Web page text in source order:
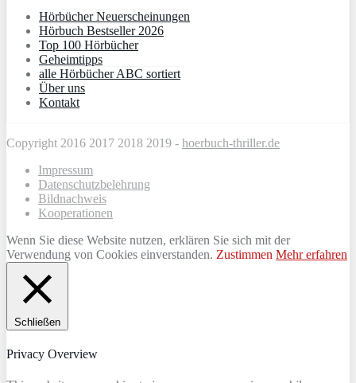
Hörbücher Neuerscheinungen
Hörbuch Bestseller 2026
Top 100 Hörbücher
Geheimtipps
alle Hörbücher ABC sortiert
Über uns
Kontakt
Copyright 2016 2017 2018 2019 - hoerbuch-thriller.de
Impressum
Datenschutzbelehrung
Bildnachweis
Kooperationen
Wenn Sie diese Website nutzen, erklären Sie sich mit der
Verwendung von Cookies einverstanden. Zustimmen Mehr erfahren
Schließen
Privacy Overview